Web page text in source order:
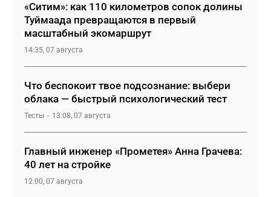
«Ситим»: как 110 километров сопок долины
Туймаада превращаются в первый
масштабный экомаршрут
14:35, 07 августа
Что беспокоит твое подсознание: выбери
облака — быстрый психологический тест
Тесты 13:08, 07 августа
Главный инженер «Прометея» Анна Грачева:
40 лет на стройке
12:00, 07 августа